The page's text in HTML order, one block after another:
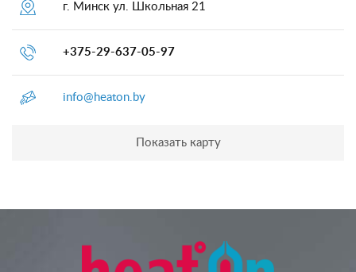
г. Минск ул. Школьная 21
+375-29-637-05-97
info@heaton.by
Показать карту